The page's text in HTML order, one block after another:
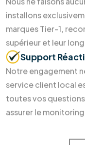
Des soins
Investir dans l'énergie
tête. Chez RM
accompagnement